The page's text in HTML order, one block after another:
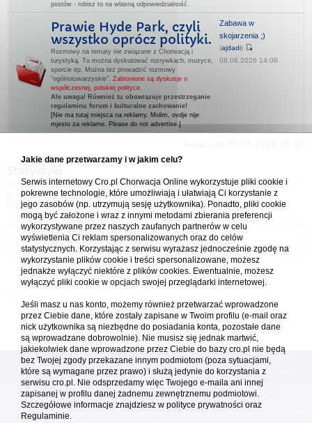
postów - robisz to na własną odpowiedzialność.
Prawie Hyde Park, czyli
wszystko oprócz polityki.
Rozmowy na tematy nie związane z Chorwacją i
turystyką. Tu można dyskutować rozrywkach, muzyce,
sporcie itp. Można też prowadzić rozmowy
"ogólnotowarzyskie". Zabronione są dyskusje o
współczesnej, polskiej polityce.
Ale uwaga! Również tu obowiązuje przestrzeganie
regulaminu forum i kulturalne zachowanie!
[Nie ma tutaj miejsca na reklamy. Molim, ovdje nije
mjesto za reklame. Please do not advertise.]
Zabawa w
skojarzenia ;)
(ajdadi)
08.08.2026 14:08
Cro.pl przegląda150użytkowników :: 3 zidentyfikowanych, 0 ukrytych i 147
gości (dane z ostatnich 3 minut)
Najwięcej użytkowników online ( 5542) było 21.04.2026 01:12
Forum Chorwacja Online - Cro.pl
Usuń ciasteczka• Strefa czasowa: UTC + 1 (Polska - czas zimowy) [ DST
[reklama ] [
Platforma cro.pl© Chorwacja online™ wykorzystuje cookies do prawidłowego działania, te pliki
gromadzą na Twoim komputerze dane ułatwiające korzystanie z serwisu; więcej informacji w
Redakcja platformy cro.pl© Chorwacja online™ nie odpowiada za treści zamieszczone przez
użytkowników. Korzystanie z serwisu oznacza akceptację regulaminu. Serwis ma charakter
Jakie dane przetwarzamy i w jakim celu?
Serwis internetowy Cro.pl Chorwacja Online wykorzystuje pliki cookie i
pokrewne technologie, które umożliwiają i ułatwiają Ci korzystanie z
jego zasobów (np. utrzymują sesję użytkownika). Ponadto, pliki cookie
mogą być założone i wraz z innymi metodami zbierania preferencji
wykorzystywane przez naszych zaufanych partnerów w celu
wyświetlenia Ci reklam spersonalizowanych oraz do celów
statystycznych. Korzystając z serwisu wyrażasz jednocześnie zgodę na
wykorzystanie plików cookie i treści spersonalizowane, możesz
jednakże wyłączyć niektóre z plików cookies. Ewentualnie, możesz
wyłączyć pliki cookie w opcjach swojej przeglądarki internetowej.
Jeśli masz u nas konto, możemy również przetwarzać wprowadzone
przez Ciebie dane, które zostały zapisane w Twoim profilu (e-mail oraz
nick użytkownika są niezbędne do posiadania konta, pozostałe dane
są wprowadzane dobrowolnie). Nie musisz się jednak martwić,
jakiekolwiek dane wprowadzone przez Ciebie do bazy cro.pl nie będą
bez Twojej zgody przekazane innym podmiotom (poza sytuacjami,
które są wymagane przez prawo) i służą jedynie do korzystania z
serwisu cro.pl. Nie odsprzedamy więc Twojego e-maila ani innej
zapisanej w profilu danej żadnemu zewnętrznemu podmiotowi.
Szczegółowe informacje znajdziesz w polityce prywatności oraz
Regulaminie.